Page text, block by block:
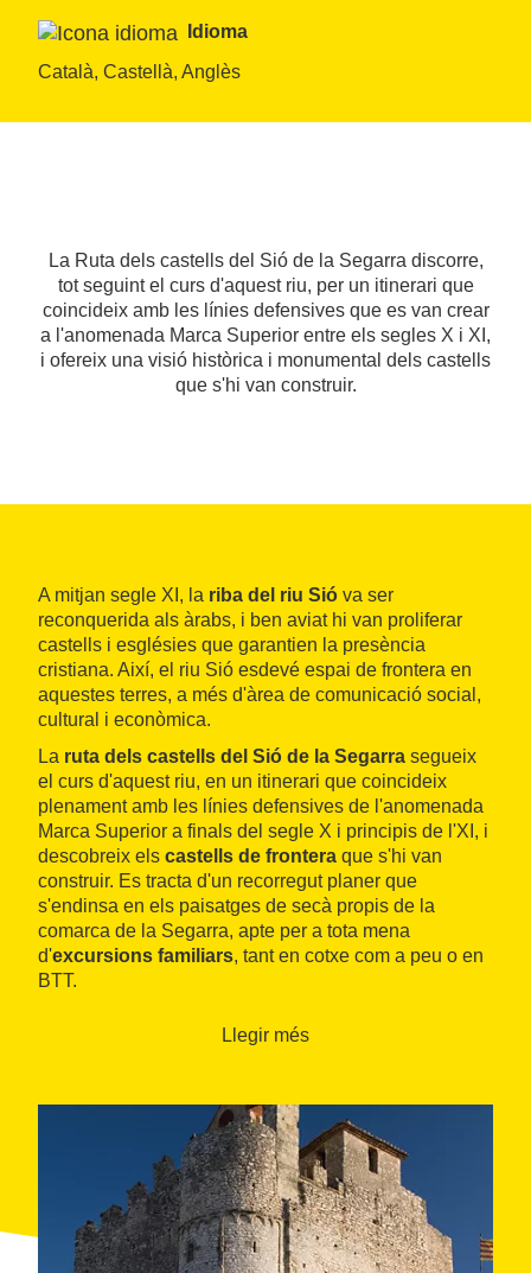
Idioma
Català, Castellà, Anglès
La Ruta dels castells del Sió de la Segarra discorre,
tot seguint el curs d'aquest riu, per un itinerari que
coincideix amb les línies defensives que es van crear
a l'anomenada Marca Superior entre els segles X i XI,
i ofereix una visió històrica i monumental dels castells
que s'hi van construir.
A mitjan segle XI, la riba del riu Sió va ser
reconquerida als àrabs, i ben aviat hi van proliferar
castells i esglésies que garantien la presència
cristiana. Així, el riu Sió esdevé espai de frontera en
aquestes terres, a més d'àrea de comunicació social,
cultural i econòmica.
La ruta dels castells del Sió de la Segarra segueix
el curs d'aquest riu, en un itinerari que coincideix
plenament amb les línies defensives de l'anomenada
Marca Superior a finals del segle X i principis de l'XI, i
descobreix els castells de frontera que s'hi van
construir. Es tracta d'un recorregut planer que
s'endinsa en els paisatges de secà propis de la
comarca de la Segarra, apte per a tota mena
d'excursions familiars, tant en cotxe com a peu o en
BTT.
Llegir més